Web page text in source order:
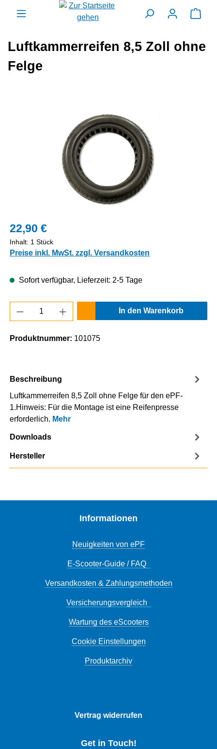
springen
Luftkammerreifen 8,5 Zoll ohne
Felge
22,90 €
Inhalt: 1 Stück
Preise inkl. MwSt. zzgl. Versandkosten
Sofort verfügbar, Lieferzeit: 2-5 Tage
Produkt Anzahl: Gib den gewünschten
In den Warenkorb
Produktnummer: 101075
Beschreibung
Luftkammerreifen 8,5 Zoll ohne Felge für den ePF-
1.Hinweis: Für die Montage ist eine Reifenpresse
erforderlich. Mehr
Downloads
Hersteller
Informationen
Neuigkeiten von ePF
E-Scooter-Guide / FAQ
Versandkosten & Zahlungsmethoden
Versicherungsvergleich
Wartung des eScooters
Cookie Einstellungen
Produktarchiv
Vertrag widerrufen
Get in Touch!